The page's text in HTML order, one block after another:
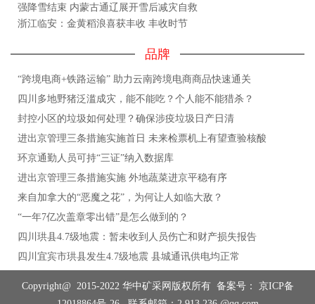
强降雪结束 内蒙古通辽展开雪后减灾自救
浙江临安：金黄稻浪喜获丰收 丰收时节
品牌
“跨境电商+铁路运输” 助力云南跨境电商商品快速通关
四川多地野猪泛滥成灾，能不能吃？个人能不能猎杀？
封控小区的垃圾如何处理？确保涉疫垃圾日产日清
进出京管理三条措施实施首日 未来检票机上有望查验核酸
环京通勤人员可持“三证”纳入数据库
进出京管理三条措施实施 外地蔬菜进京平稳有序
来自加拿大的“恶魔之花”，为何让人如临大敌？
“一年7亿次盖章零出错”是怎么做到的？
四川珙县4.7级地震：暂未收到人员伤亡和财产损失报告
四川宜宾市珙县发生4.7级地震 县城通讯供电均正常
Copyright@ 2015-2022 华中矿采网版权所有 备案号： 京ICP备